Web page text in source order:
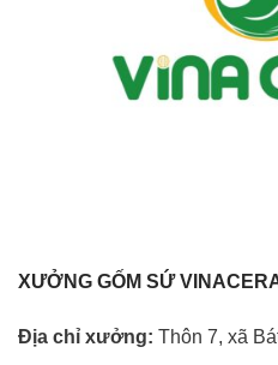
XƯỞNG GỐM SỨ
Địa chỉ xưởng: Thôn 7, xã